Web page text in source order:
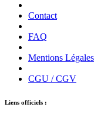
Contact
FAQ
Mentions Légales
CGU / CGV
Liens officiels :